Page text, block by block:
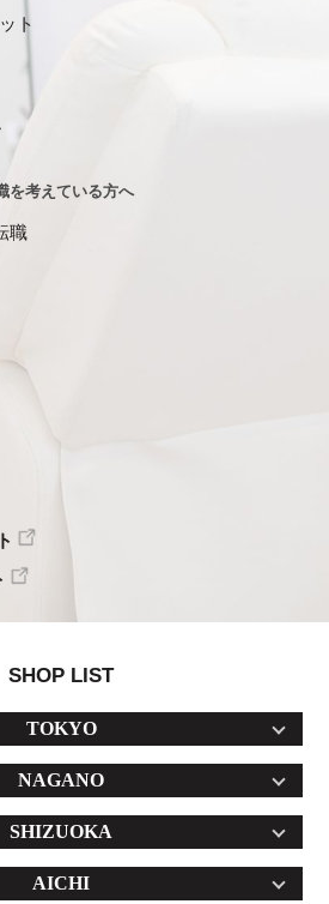
ト
を考えている方へ
職
SHOP LIST
TOKYO
NAGANO
SHIZUOKA
AICHI